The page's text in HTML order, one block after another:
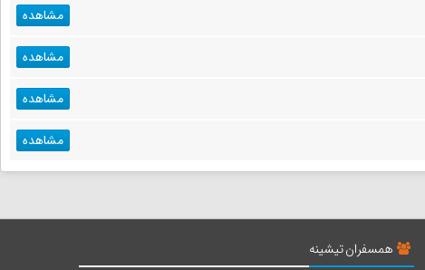
مشاهده
مشاهده
مشاهده
مشاهده
همسفران تیشینه